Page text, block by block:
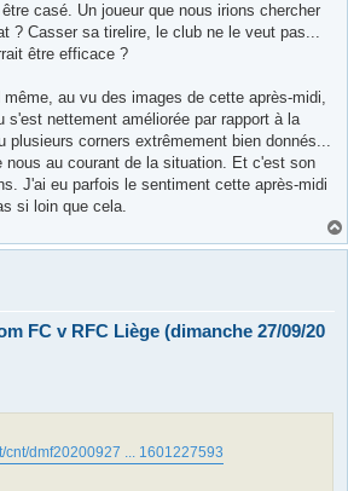
casé. Un joueur que nous irions chercher
? Casser sa tirelire, le club ne le veut pas...
être efficace ?
au vu des images de cette après-midi,
s'est nettement améliorée par rapport à la
plusieurs corners extrêmement bien donnés...
nous au courant de la situation. Et c'est son
J'ai eu parfois le sentiment cette après-midi
si loin que cela.
FC v RFC Liège (dimanche 27/09/20
cnt/dmf20200927 ... 1601227593